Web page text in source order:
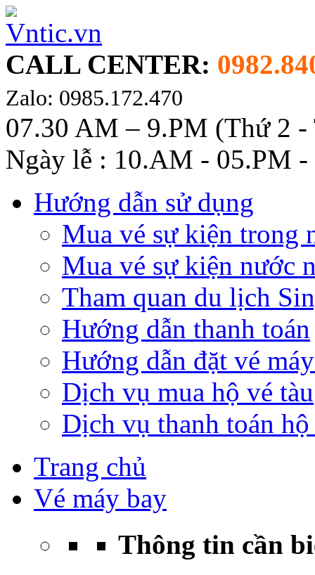
CALL CENTER:
Zalo: 0985.172.470
07.30 AM – 9.PM (Thứ 2 -
Ngày lễ : 10.AM - 05.PM -
Hướng dẫn sử dụng
Mua vé sự kiện trong
Mua vé sự kiện nước
Tham quan du lịch
Hướng dẫn thanh toán
Hướng dẫn đặt vé
Dịch vụ mua hộ vé tàu
Dịch vụ thanh toán hộ
Trang chủ
Vé máy bay
Thông tin cần